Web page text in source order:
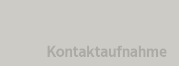
Kontaktaufnahme